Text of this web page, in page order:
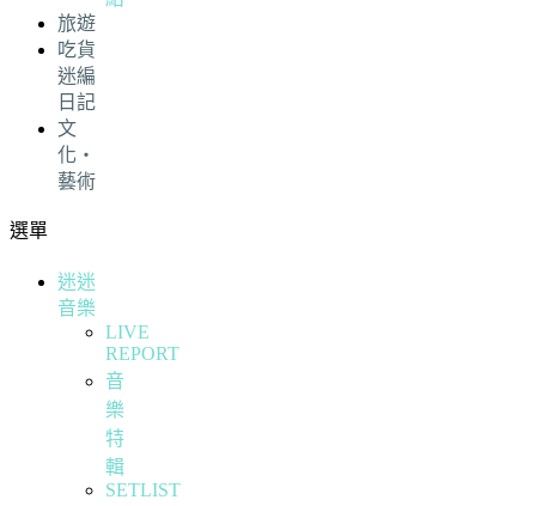
旅遊
吃貨
迷編
日記
文
化・
藝術
選單
迷迷
音樂
LIVE
REPORT
音
樂
特
輯
SETLIST